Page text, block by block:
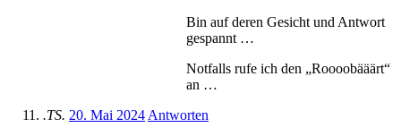
Bin auf deren Gesicht und Antwort
gespannt …
Notfalls rufe ich den „Roooobääärt“
an …
.TS. 20. Mai 2024 Antworten